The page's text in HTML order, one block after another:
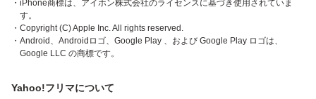
・iPhone商標は、アイホン株式会社のライセンスに基づき使用されていま
す。
・Copyright (C) Apple Inc. All rights reserved.
・Android、Androidロゴ、Google Play 、および Google Play ロゴは、
Google LLC の商標です。
Yahoo!フリマについて